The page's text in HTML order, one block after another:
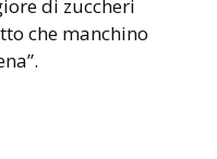
di zuccheri
che manchino